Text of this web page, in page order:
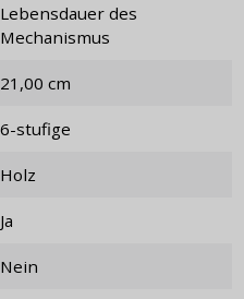
Lebensdauer des
Mechanismus
21,00 cm
6-stufige
Holz
ja
nein